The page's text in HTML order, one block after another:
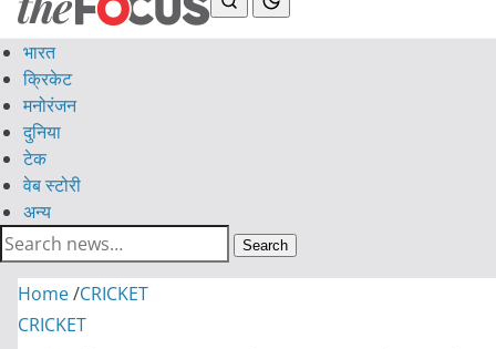
भारत
क्रिकेट
मनोरंजन
दुनिया
टेक
वेब स्टोरी
अन्य
Search
Home/CRICKET
CRICKET